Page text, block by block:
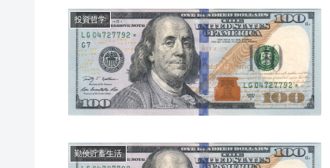
投資哲学
勤倹貯蓄生活